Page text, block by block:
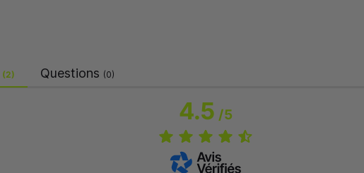
(2) Questions (0)
4.5/5